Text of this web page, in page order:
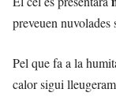
preveuen
Pel que fa a la
calor sigui